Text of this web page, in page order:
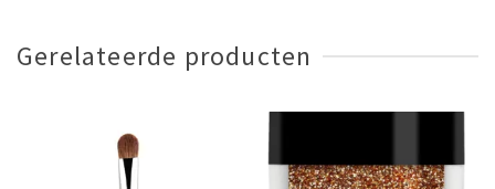
Gerelateerde producten